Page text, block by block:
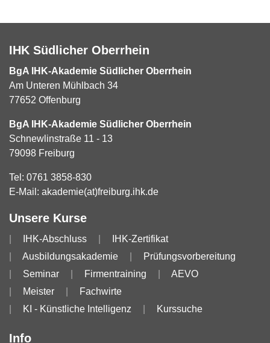
IHK Südlicher Oberrhein
BgA IHK-Akademie Südlicher Oberrhein
Am Unteren Mühlbach 34
77652 Offenburg
BgA IHK-Akademie Südlicher Oberrhein
Schnewlinstraße 11 - 13
79098 Freiburg
Tel: 0761 3858-830
E-Mail: akademie(at)freiburg.ihk.de
Unsere Kurse
IHK-Abschluss
IHK-Zertifikat
Ausbildungsakademie
Prüfungsvorbereitung
Seminar
Firmentraining
AEVO
Meister
Fachwirte
KI - Künstliche Intelligenz
Kurssuche
Info